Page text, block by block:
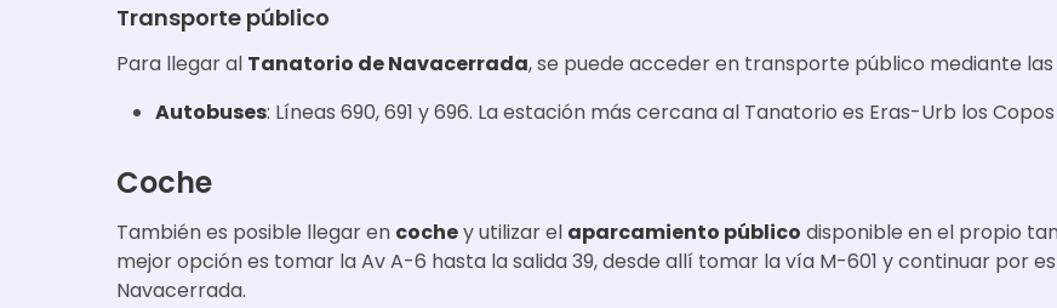
Transporte público
Para llegar al Tanatorio de Navacerrada, se puede acceder en transporte público mediante
Autobuses: Líneas 690, 691 y 696. La estación más cercana al Tanatorio es Eras-Urb los
Coche
También es posible llegar en cochey utilizar el aparcamiento público disponible en el propio
mejor opción es tomar la Av A-6 hasta la salida 39, desde allí tomar la vía M-601 y continuar por
Navacerrada.